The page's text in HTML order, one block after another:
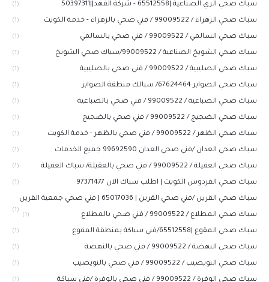
سباك صحي الري الصناعية |65512558 - شركة الفهد||50397311 (1)
سباك صحي الزهراء / 99009522 / فني صحي بالزهراء - خدمة الكويت (1)
سباك صحي السالمي / 99009522 / فني صحي بالسالمي (1)
سباك صحي الشويخ الصناعية / 99009522/سباك صحي الشويخ (1)
سباك صحي الصليبية / 99009522 / فني صحي بالصليبية (1)
سباك صحي الصوابر 67624464/ سبالك منطقة الصوابر (1)
سباك صحي الضباعية / 99009522 / فني صحي بالضباعية (1)
سباك صحي الضجيج / 99009522 / فني صحي بالضجيج (1)
سباك صحي الظهر / 99009522 / فني صحي بالظهر - خدمة الكويت (1)
سباك صحي العدان /فني صحي العدان 99692590 جميع الخدمات (1)
سباك صحي العقيلة / 99009522 / فني صحي بالعقيلة/ سباك العقيلة (1)
سباك صحي الفردوس الكويت | اطلب سباك الآن 97371477 (1)
سباك صحي القرين /فني صحي القرين | 65017036 | فني صحي جمعية القرين
(1)
سباك صحي المطلاع / 99009522 / فني صحي بالمطلاع (1)
سباك صحي المقوع |65512558/فني سباكة بمنطقة المقوع (1)
سباك صحي النهضة / 99009522 / فني صحي بالنهضة (1)
سباك صحي النويصيب / 99009522 / فني صحي بالنويصيب (1)
سباك صحي الوفرة / 99009522 / فني صحي بالوفرة /فني سباكة (1)